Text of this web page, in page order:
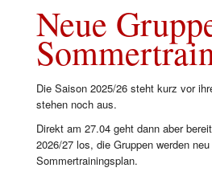
Neue
Die Saison 2025/26 steht kurz vor
stehen noch aus.
Direkt am 27.04 geht dann aber
2026/27 los, die Gruppen werden
Sommertrainingsplan.